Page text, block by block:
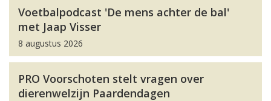
Voetbalpodcast 'De mens achter de bal'
met Jaap Visser
8 augustus 2026
PRO Voorschoten stelt vragen over
dierenwelzijn Paardendagen